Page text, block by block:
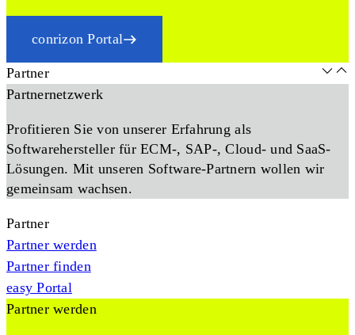
conrizon Portal
Partner
Partnernetzwerk
Profitieren Sie von unserer Erfahrung als
Softwarehersteller für ECM-, SAP-, Cloud- und SaaS-
Lösungen. Mit unseren Software-Partnern wollen wir
gemeinsam wachsen.
Partner
Partner werden
Partner finden
easy Portal
Partner werden